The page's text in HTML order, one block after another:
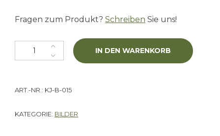
Fragen zum Produkt? Schreiben Sie uns!
Holzbild "Poppy", braun Menge
IN DEN WARENKORB
ART.-NR.: KJ-B-015
KATEGORIE: BILDER